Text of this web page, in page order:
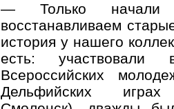
— Только начали
восстанавливаем
история у нашего
есть:
Всероссийских
Дельфийских